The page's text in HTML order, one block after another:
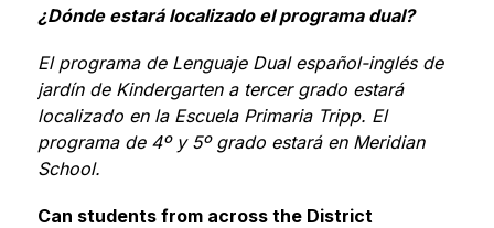
¿Dónde estará localizado el programa dual?
El programa de Lenguaje Dual español-inglés de
jardín de Kindergarten a tercer grado estará
localizado en la Escuela Primaria Tripp. El
programa de 4º y 5º grado estará en Meridian
School.
Can students from across the District